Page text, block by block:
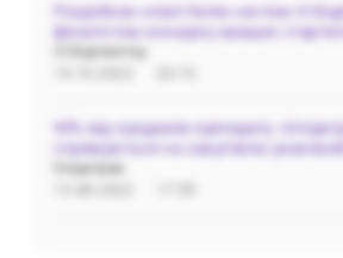
Розробник smart home систем i3
фіналістом конкурсу кращих
50% від продажів препарату
спрямуються на закупівлю
Олідетрим